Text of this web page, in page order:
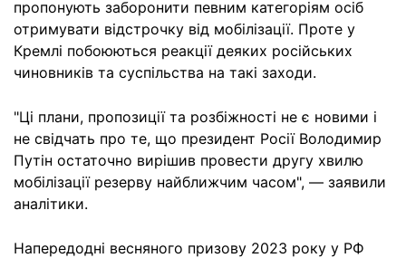
пропонують заборонити певним категоріям осіб
отримувати відстрочку від мобілізації. Проте у
Кремлі побоюються реакції деяких російських
чиновників та суспільства на такі заходи.
"Ці плани, пропозиції та розбіжності не є новими і
не свідчать про те, що президент Росії Володимир
Путін остаточно вирішив провести другу хвилю
мобілізації резерву найближчим часом", — заявили
аналітики.
Напередодні весняного призову 2023 року у РФ